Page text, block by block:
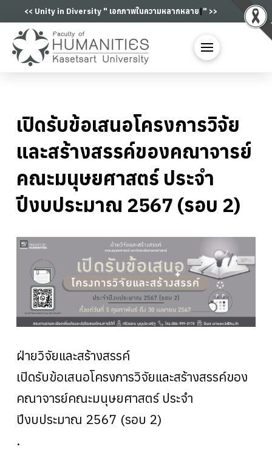
<< Unity in Diversity " เอกภาพในความหลากหลาย|" >>
เปิดรับข้อเสนอโครงการวิจัย
และสร้างสรรค์ของคณาจารย์
คณะมนุษยศาสตร์ ประจำ
ปีงบประมาณ 2567 (รอบ 2)
ฝ่ายวิจัยและสร้างสรรค์
เปิดรับข้อเสนอโครงการวิจัยและสร้างสรรค์ของ
คณาจารย์คณะมนุษยศาสตร์ ประจำ
ปีงบประมาณ 2567 (รอบ 2)
.